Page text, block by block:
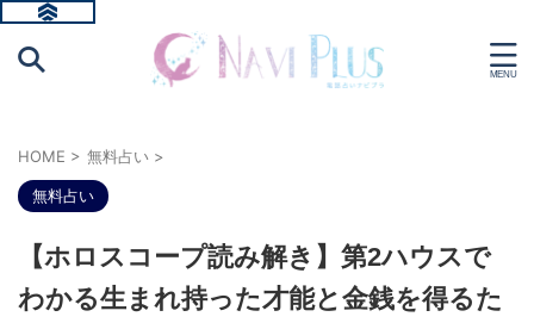
HOME > 無料占い >
無料占い
【ホロスコープ読み解き】第2ハウスで
わかる生まれ持った才能と金銭を得るた